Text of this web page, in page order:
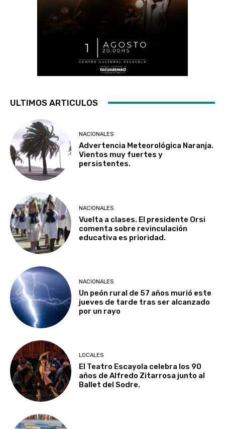
ULTIMOS ARTICULOS
NACIONALES
Advertencia Meteorológica Naranja.
Vientos muy fuertes y
persistentes.
NACIONALES
Vuelta a clases. El presidente Orsi
comenta sobre revinculación
educativa es prioridad.
NACIONALES
Un peón rural de 57 años murió este
jueves de tarde tras ser alcanzado
por un rayo
LOCALES
El Teatro Escayola celebra los 90
años de Alfredo Zitarrosa junto al
Ballet del Sodre.